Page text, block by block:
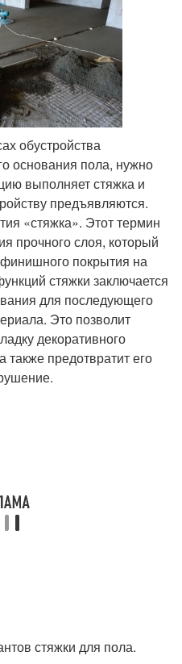
обустройства
основания пола, нужно
выполняет стяжка и
предъявляются.
«стяжка». Этот термин
прочного слоя, который
покрытия на
стяжки заключается
для последующего
Это позволит
декоративного
также предотвратит его
стяжки для пола.